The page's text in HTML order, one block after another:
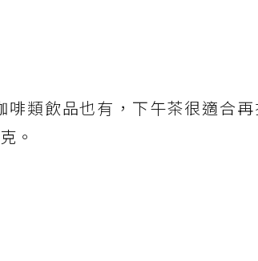
類飲品也有，下午茶很適合
。